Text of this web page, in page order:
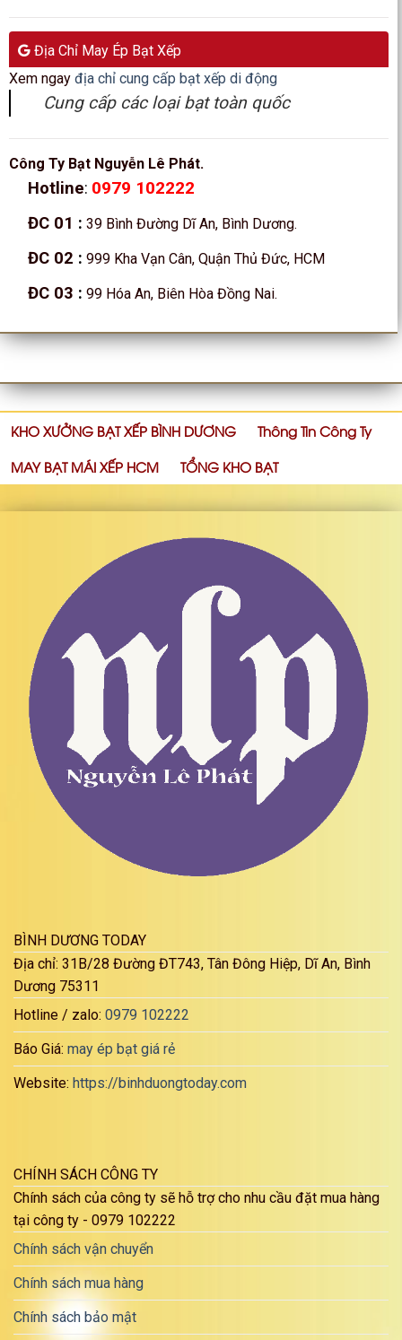
Địa Chỉ May Ép Bạt Xếp
Xem ngay địa chỉ cung cấp bạt xếp di động
Cung cấp các loại bạt toàn quốc
Công Ty Bạt Nguyễn Lê Phát.
Hotline: 0979 102222
ĐC 01 : 39 Bình Đường Dĩ An, Bình Dương.
ĐC 02 : 999 Kha Vạn Cân, Quận Thủ Đức, HCM
ĐC 03 : 99 Hóa An, Biên Hòa Đồng Nai.
KHO XƯỞNG BẠT XẾP BÌNH DƯƠNG
Thông Tin Công Ty
MAY BẠT MÁI XẾP HCM
TỔNG KHO BẠT
BÌNH DƯƠNG TODAY
Địa chỉ: 31B/28 Đường ĐT743, Tân Đông Hiệp, Dĩ An, Bình
Dương 75311
Hotline / zalo: 0979 102222
Báo Giá: may ép bạt giá rẻ
Website: https://binhduongtoday.com
CHÍNH SÁCH CÔNG TY
Chính sách của công ty sẽ hỗ trợ cho nhu cầu đặt mua hàng
tại công ty - 0979 102222
Chính sách vận chuyển
Chính sách mua hàng
Chính sách bảo mật